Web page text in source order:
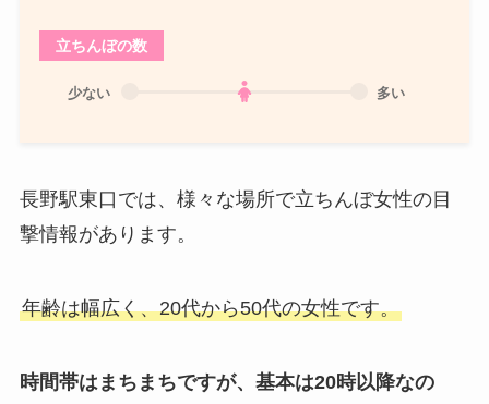
立ちんぼの数
少ない 多い
長野駅東口では、様々な場所で立ちんぼ女性の目
撃情報があります。
年齢は幅広く、20代から50代の女性です。
時間帯はまちまちですが、基本は20時以降なの